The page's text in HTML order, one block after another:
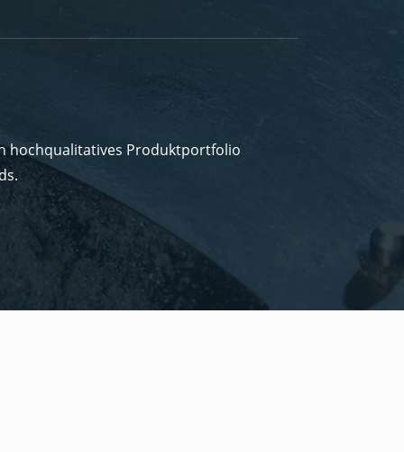
hochqualitatives Produktportfolio